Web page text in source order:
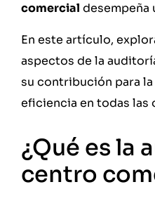
comercial desempeña
En este artículo,
aspectos de la
su contribución para
eficiencia en todas las
¿Qué es la
centro